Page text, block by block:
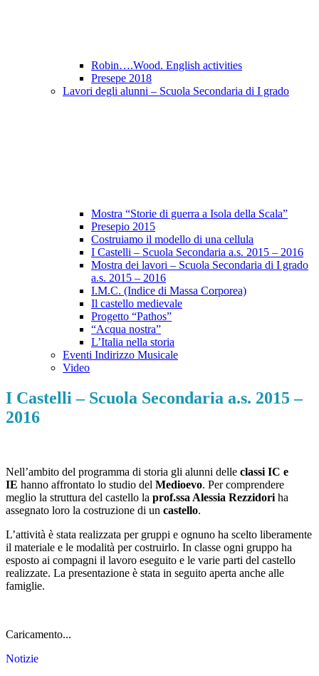
Robin….Wood. English activities
Presepe 2018
Lavori degli alunni – Scuola Secondaria di I grado
Mostra “Storie di guerra a Isola della Scala”
Presepio 2015
Costruiamo il modello di una cellula
I Castelli – Scuola Secondaria a.s. 2015 – 2016
Mostra dei lavori – Scuola Secondaria di I grado
a.s. 2015 – 2016
I.M.C. (Indice di Massa Corporea)
Il castello medievale
Progetto “Pathos”
“Acqua nostra”
L’Italia nella storia
Eventi Indirizzo Musicale
Video
I Castelli – Scuola Secondaria a.s. 2015 –
2016
Nell’ambito del programma di storia gli alunni delle classi IC e
IE hanno affrontato lo studio del Medioevo. Per comprendere
meglio la struttura del castello la prof.ssa Alessia Rezzidori ha
assegnato loro la costruzione di un castello.
L’attività è stata realizzata per gruppi e ognuno ha scelto liberamente
il materiale e le modalità per costruirlo. In classe ogni gruppo ha
esposto ai compagni il lavoro eseguito e le varie parti del castello
realizzate. La presentazione è stata in seguito aperta anche alle
famiglie.
Caricamento...
Notizie